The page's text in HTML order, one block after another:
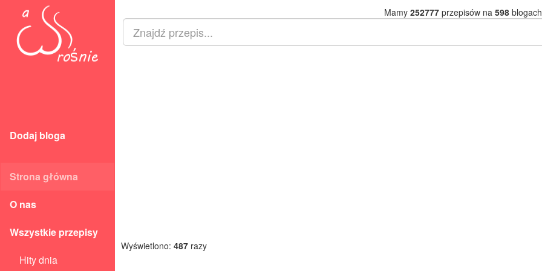
Dodaj bloga
Strona główna
O nas
Wszystkie przepisy
Hity dnia
Mamy 252777przepisów na 598
Wyświetlono: 487 razy